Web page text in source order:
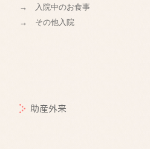
→ 入院中のお食事
→ その他入院
助産外来